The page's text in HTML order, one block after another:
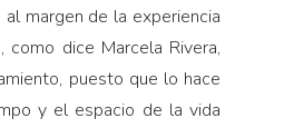
margen de la experiencia
dice Marcela Rivera,
puesto que lo hace
y el espacio de la vida